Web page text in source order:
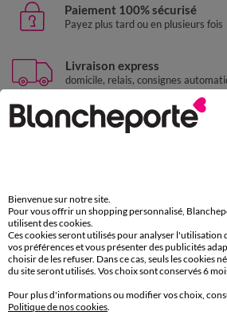
Paiement 100% sécurisé
Payez plus tard ou en plusieurs fois
Livraison express
domicile, relais, consignes
Retours gratuits
sous 30 jours avec Mondial Relay
de 8h00 à 20h00 du lundi au samedi
11€ Offerts
Bienvenue sur notre site.
Pour vous offrir un shopping personnalisé,
utilisent des cookies.
Ces cookies seront utilisés pour analyser l'utilisation
vos préférences et vous présenter des publicités
choisir de les refuser. Dans ce cas, seuls les cookies
du site seront utilisés. Vos choix sont conservés 6
Pour plus d'informations ou modifier vos choix,
Politique de nos cookies.